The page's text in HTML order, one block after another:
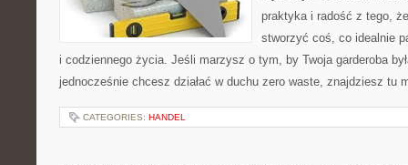
praktyka i radość z tego,
stworzyć coś, co idealnie
i codziennego życia. Jeśli marzysz o tym, by Twoja garderoba
jednocześnie chcesz działać w duchu zero waste, znajdziesz tu
CATEGORIES: HANDEL